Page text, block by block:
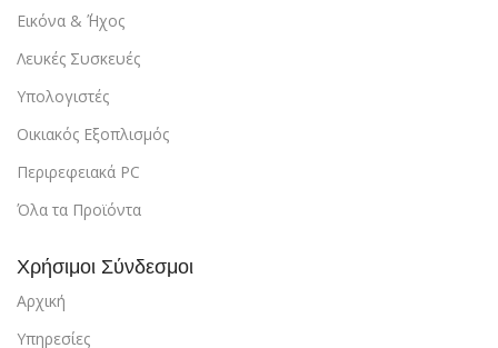
Εικόνα & ΄Ήχος
Λευκές Συσκευές
Υπολογιστές
Οικιακός Εξοπλισμός
Περιρεφειακά PC
Όλα τα Προϊόντα
Χρήσιμοι Σύνδεσμοι
Αρχική
Υπηρεσίες